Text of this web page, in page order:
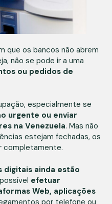
que os bancos não abrem
não se pode ir a uma
ou pedidos de
especialmente se
urgente ou enviar
na Venezuela. Mas não
estejam fechadas, os
completamente.
digitais ainda estão
efetuar
Web, aplicações
por telefone ou